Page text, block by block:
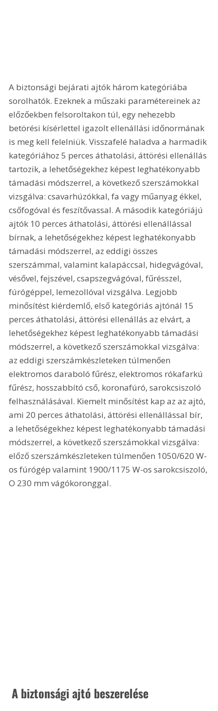
A biztonsági bejárati ajtók három kategóriába
sorolhatók. Ezeknek a műszaki paramétereinek az
előzőekben felsoroltakon túl, egy nehezebb
betörési kísérlettel igazolt ellenállási időnormának
is meg kell felelniük. Visszafelé haladva a harmadik
kategóriához 5 perces áthatolási, áttörési ellenállás
tartozik, a lehetőségekhez képest leghatékonyabb
támadási módszerrel, a következő szerszámokkal
vizsgálva: csavarhúzókkal, fa vagy műanyag ékkel,
csőfogóval és feszítővassal. A második kategóriájú
ajtók 10 perces áthatolási, áttörési ellenállással
bírnak, a lehetőségekhez képest leghatékonyabb
támadási módszerrel, az eddigi összes
szerszámmal, valamint kalapáccsal, hidegvágóval,
vésővel, fejszével, csapszegvágóval, fűrésszel,
fúrógéppel, lemezollóval vizsgálva. Legjobb
minősítést kiérdemlő, első kategóriás ajtónál 15
perces áthatolási, áttörési ellenállás az elvárt, a
lehetőségekhez képest leghatékonyabb támadási
módszerrel, a következő szerszámokkal vizsgálva:
az eddigi szerszámkészleteken túlmenően
elektromos daraboló fűrész, elektromos rókafarkú
fűrész, hosszabbító cső, koronafúró, sarokcsiszoló
felhasználásával. Kiemelt minősítést kap az az ajtó,
ami 20 perces áthatolási, áttörési ellenállással bír,
a lehetőségekhez képest leghatékonyabb támadási
módszerrel, a következő szerszámokkal vizsgálva:
előző szerszámkészleteken túlmenően 1050/620 W-
os fúrógép valamint 1900/1175 W-os sarokcsiszoló,
O 230 mm vágókoronggal.
A biztonsági ajtó beszerelése